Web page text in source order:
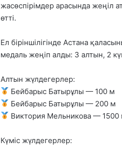
жасөспірімдер арасында жеңіл
өтті.
Ел біріншілігінде Астана
медаль жеңіп алды: 3 алтын, 2
Алтын жүлдегерлер:
Бейбарыс Батырұлы — 100 м
Бейбарыс Батырұлы — 200 м
Виктория Мельникова — 1500
Күміс жүлдегерлер: